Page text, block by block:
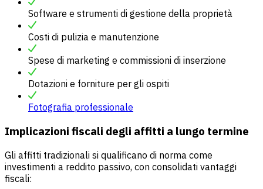
Software e strumenti di gestione della proprietà
Costi di pulizia e manutenzione
Spese di marketing e commissioni di inserzione
Dotazioni e forniture per gli ospiti
Fotografia professionale
Implicazioni fiscali degli affitti a lungo termine
Gli affitti tradizionali si qualificano di norma come
investimenti a reddito passivo, con consolidati vantaggi
fiscali: